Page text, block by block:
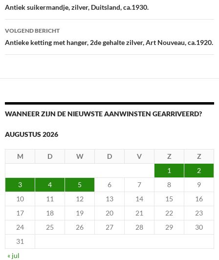
Antiek suikermandje, zilver, Duitsland, ca.1930.
VOLGEND BERICHT
Antieke ketting met hanger, 2de gehalte zilver, Art Nouveau, ca.1920.
WANNEER ZIJN DE NIEUWSTE AANWINSTEN GEARRIVEERD?
AUGUSTUS 2026
M D W D V Z
Z
1
2
3
4 5 6 7 8
9
10
11 12 13 14 15
16
17
18 19 20 21 22
23
24
25 26 27 28 29
30
31
« jul